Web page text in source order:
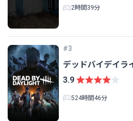
2時間39分
#3
デッドバイデイラ
3.9
524時間46分